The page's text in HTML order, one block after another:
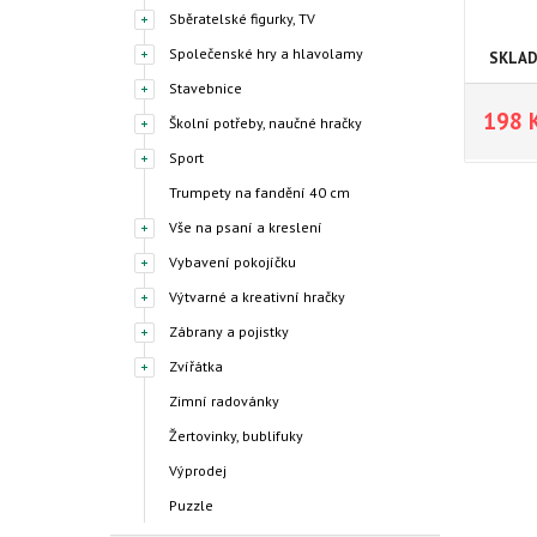
Sběratelské figurky, TV
Společenské hry a hlavolamy
Stavebnice
Školní potřeby, naučné hračky
Sport
Trumpety na fandění 40 cm
Vše na psaní a kreslení
Vybavení pokojíčku
Výtvarné a kreativní hračky
Zábrany a pojistky
Zvířátka
Zimní radovánky
Žertovinky, bublifuky
Výprodej
Puzzle
198